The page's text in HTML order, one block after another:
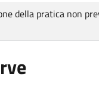
della pratica non